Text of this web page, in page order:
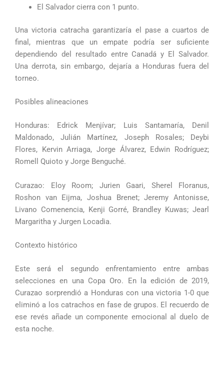
El Salvador cierra con 1 punto.
Una victoria catracha garantizaría el pase a cuartos de
final, mientras que un empate podría ser suficiente
dependiendo del resultado entre Canadá y El Salvador.
Una derrota, sin embargo, dejaría a Honduras fuera del
torneo.
Posibles alineaciones
Honduras: Edrick Menjívar; Luis Santamaría, Denil
Maldonado, Julián Martínez, Joseph Rosales; Deybi
Flores, Kervin Arriaga, Jorge Álvarez, Edwin Rodríguez;
Romell Quioto y Jorge Benguché.
Curazao: Eloy Room; Jurien Gaari, Sherel Floranus,
Roshon van Eijma, Joshua Brenet; Jeremy Antonisse,
Livano Comenencia, Kenji Gorré, Brandley Kuwas; Jearl
Margaritha y Jurgen Locadia.
Contexto histórico
Este será el segundo enfrentamiento entre ambas
selecciones en una Copa Oro. En la edición de 2019,
Curazao sorprendió a Honduras con una victoria 1-0 que
eliminó a los catrachos en fase de grupos. El recuerdo de
ese revés añade un componente emocional al duelo de
esta noche.